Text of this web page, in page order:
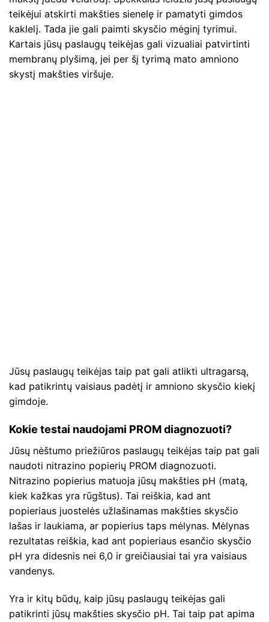
teikėjui atskirti makšties sienelę ir pamatyti gimdos
kaklelį. Tada jie gali paimti skysčio mėginį tyrimui.
Kartais jūsų paslaugų teikėjas gali vizualiai patvirtinti
membranų plyšimą, jei per šį tyrimą mato amniono
skystį makšties viršuje.
Jūsų paslaugų teikėjas taip pat gali atlikti ultragarsą,
kad patikrintų vaisiaus padėtį ir amniono skysčio kiekį
gimdoje.
Kokie testai naudojami PROM diagnozuoti?
Jūsų nėštumo priežiūros paslaugų teikėjas taip pat gali
naudoti nitrazino popierių PROM diagnozuoti.
Nitrazino popierius matuoja jūsų makšties pH (matą,
kiek kažkas yra rūgštus). Tai reiškia, kad ant
popieriaus juostelės užlašinamas makšties skysčio
lašas ir laukiama, ar popierius taps mėlynas. Mėlynas
rezultatas reiškia, kad ant popieriaus esančio skysčio
pH yra didesnis nei 6,0 ir greičiausiai tai yra vaisiaus
vandenys.
Yra ir kitų būdų, kaip jūsų paslaugų teikėjas gali
patikrinti jūsų makšties skysčio pH. Tai taip pat apima